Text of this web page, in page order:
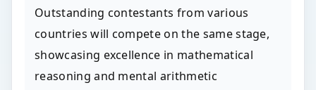
Outstanding contestants from various
countries will compete on the same stage,
showcasing excellence in mathematical
reasoning and mental arithmetic